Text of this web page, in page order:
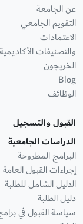
عن الجامعة
التقويم الجامعي
الاعتمادات
والتصنيفات الأكاديمية
الخريجون
Blog
الوظائف
القبول والتسجيل
الدراسات الجامعية
البرامج المطروحة
إجراءات القبول العامة
الدليل الشامل للطلبة
دليل الطلبة
سياسة القبول في